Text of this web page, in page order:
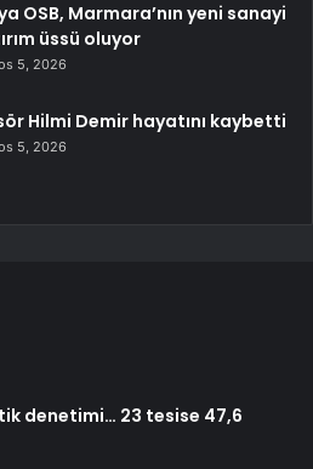
OSB, Marmara’nın yeni sanayi
üssü oluyor
5, 2026
Hilmi Demir hayatını kaybetti
5, 2026
denetimi… 23 tesise 47,6